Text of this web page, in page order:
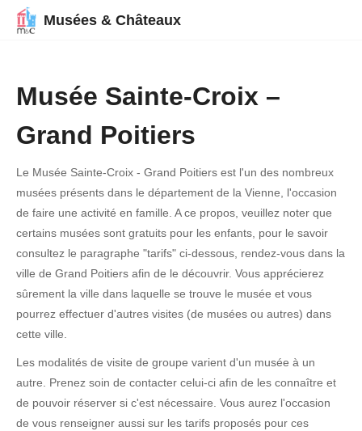
Musées & Châteaux
Musée Sainte-Croix –
Grand Poitiers
Le Musée Sainte-Croix - Grand Poitiers est l'un des nombreux
musées présents dans le département de la Vienne, l'occasion
de faire une activité en famille. A ce propos, veuillez noter que
certains musées sont gratuits pour les enfants, pour le savoir
consultez le paragraphe "tarifs" ci-dessous, rendez-vous dans la
ville de Grand Poitiers afin de le découvrir. Vous apprécierez
sûrement la ville dans laquelle se trouve le musée et vous
pourrez effectuer d'autres visites (de musées ou autres) dans
cette ville.
Les modalités de visite de groupe varient d'un musée à un
autre. Prenez soin de contacter celui-ci afin de les connaître et
de pouvoir réserver si c'est nécessaire. Vous aurez l'occasion
de vous renseigner aussi sur les tarifs proposés pour ces